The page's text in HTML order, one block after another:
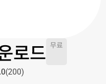
로드 무료
(200)